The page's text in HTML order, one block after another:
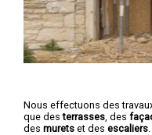
Nous effectuons des
que desterrasses , des
des murets et des escaliers